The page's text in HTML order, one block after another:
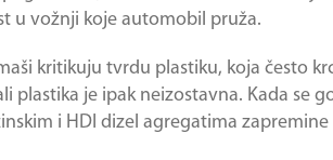
u vožnji koje automobil pruža.
kritikuju tvrdu plastiku, koja često
plastika je ipak neizostavna. Kada se
i HDI dizel agregatima zapremine